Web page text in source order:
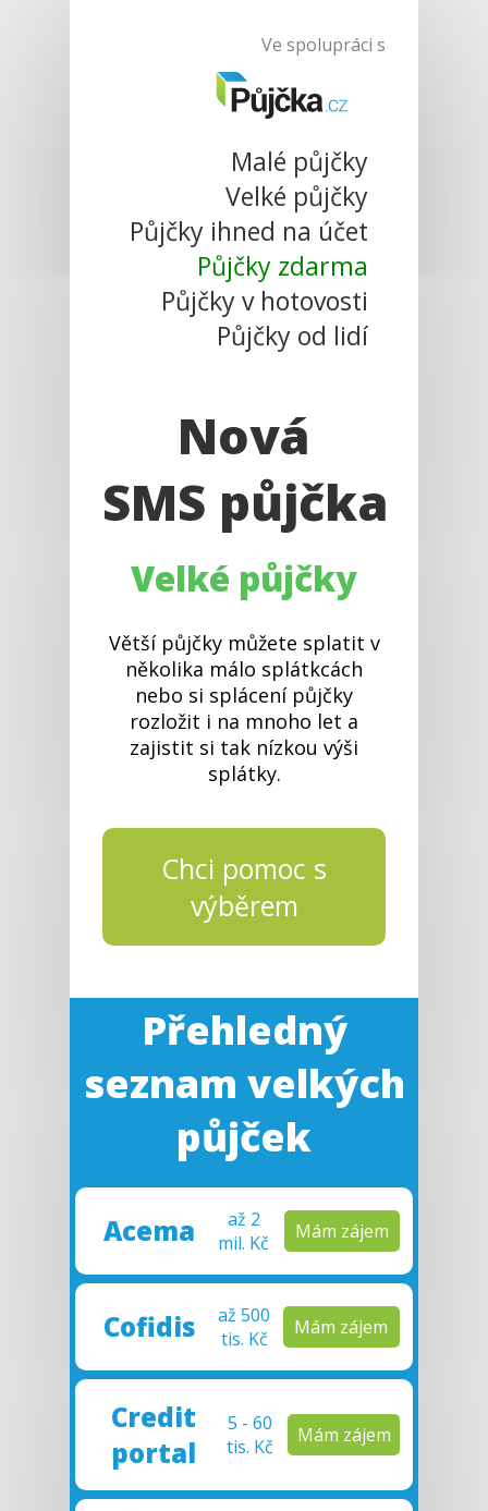
Ve spolupráci s
Malé půjčky
Velké půjčky
Půjčky ihned na účet
Půjčky zdarma
Půjčky v hotovosti
Půjčky od lidí
Nová
SMS půjčka
Velké půjčky
Větší půjčky můžete splatit v
několika málo splátkcách
nebo si splácení půjčky
rozložit i na mnoho let a
zajistit si tak nízkou výši
splátky.
Chci pomoc s
výběrem
Přehledný
seznam velkých
půjček
Acema
až 2
mil. Kč
Mám zájem
Cofidis
až 500
tis. Kč
Mám zájem
Credit
portal
5 - 60
tis. Kč
Mám zájem